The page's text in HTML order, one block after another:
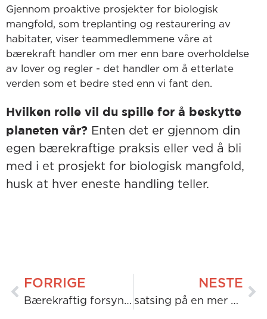
Gjennom proaktive prosjekter for biologisk
mangfold, som treplanting og restaurering av
habitater, viser teammedlemmene våre at
bærekraft handler om mer enn bare overholdelse
av lover og regler - det handler om å etterlate
verden som et bedre sted enn vi fant den.
Hvilken rolle vil du spille for å beskytte
planeten vår? Enten det er gjennom din
egen bærekraftige praksis eller ved å bli
med i et prosjekt for biologisk mangfold,
husk at hver eneste handling teller.
FORRIGE
Bærekraftig forsyning av fremtiden: Fremgang for Bracklone 110 kV øko-transformatorstasjon
NESTE
satsing på en mer bærekraftig fremtid: Elektrifisering av H&MV Engineerings flåte